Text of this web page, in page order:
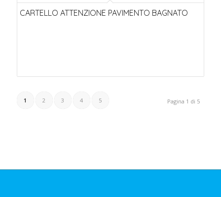
CARTELLO ATTENZIONE PAVIMENTO BAGNATO
Pagina 1 di 5
1 2 3 4 5